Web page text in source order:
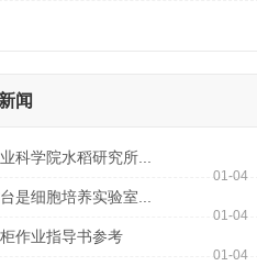
闻
科学院水稻研究所...
01-04
是细胞培养实验室...
01-04
作业指导书参考
01-04